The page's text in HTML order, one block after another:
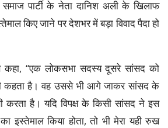
समाज पार्टी के नेता दानिश अली के खिलाफ
किए जाने पर देशभर में बड़ा विवाद पैदा हो
कहा, ‘‘एक लोकसभा सदस्य दूसरे सांसद को
कहता है। वह उससे भी आगे जाकर सांसद के
करता है। यदि विपक्ष के किसी सांसद ने इस
इस्तेमाल किया होता, तो भी मेरा यही रुख